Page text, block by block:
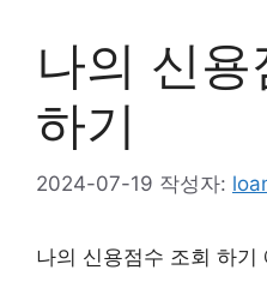
나의 신용
하기
2024-07-19 작성자:
나의 신용점수 조회 하기